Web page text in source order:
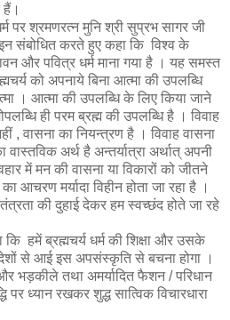
पर श्रमणरत्न मुनि श्री सुप्रभ सागर जी
संबोधित करते हुए कहा कि विश्व के
और पवित्र धर्म माना गया है । यह समस्त
को अपनाये बिना आत्मा की उपलब्धि
। आत्मा की उपलब्धि के लिए किया जाने
ही परम ब्रह्म की उपलब्धि है । विवाह
, वासना का नियन्त्रण है । विवाह वासना
अर्थ है अन्तर्यात्रा अर्थात् अपनी
में मन की वासना या विकारों को जीतने
आचरण मर्यादा विहीन होता जा रहा है ।
की दुहाई देकर हम स्वच्छंद होते जा रहे
हमें ब्रह्मचर्य धर्म की शिक्षा और उसके
से आई इस अपसंस्कृति से बचना होगा ।
भड़कीले तथा अमर्यादित फैशन / परिधान
पर ध्यान रखकर शुद्ध सात्विक विचारधारा